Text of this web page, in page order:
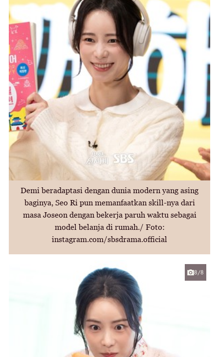
Demi beradaptasi dengan dunia modern yang asing
baginya, Seo Ri pun memanfaatkan skill-nya dari
masa Joseon dengan bekerja paruh waktu sebagai
model belanja di rumah./ Foto:
instagram.com/sbsdrama.official
8/8